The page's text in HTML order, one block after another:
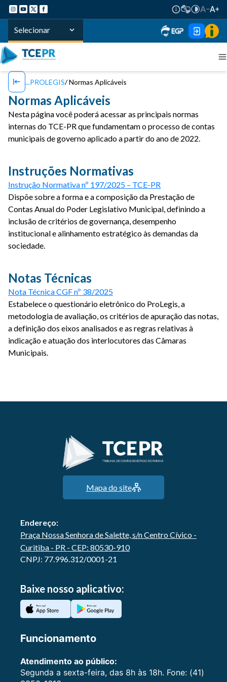
Selecionar
PROLEGIS Normas Aplicáveis
Normas Aplicáveis
Nesta página você poderá acessar as principais normas
internas do TCE-PR que fundamentam o processo de contas
municipais de governo aplicado a partir do ano de 2022.
Instruções Normativas
Instrução Normativa nº 197/2025 – TCE-PR
Dispõe sobre a forma e a composição da Prestação de
Contas Anual do Poder Legislativo Municipal, definindo a
inclusão de critérios de governança, desempenho
institucional e alinhamento estratégico às demandas da
sociedade.
Notas Técnicas
Nota Técnica CGF nº 38/2025
Estabelece o questionário eletrônico do ProLegis, a
metodologia de avaliação, os critérios de apuração das notas,
a definição dos eixos analisados e as regras relativas à
indicação e atuação dos interlocutores das Câmaras
Municipais.
Mapa do site
Endereço:
Praça Nossa Senhora de Salette, s/n Centro Cívico -
Curitiba - PR - CEP: 80530-910
CNPJ: 77.996.312/0001-21
Baixe nosso aplicativo:
Funcionamento
Atendimento ao público:
Segunda a sexta-feira, das 8h às 18h. Fone: (41)